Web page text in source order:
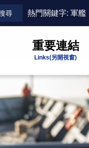
熱門關鍵字: 軍艦
重要連結
Links(另開視窗)